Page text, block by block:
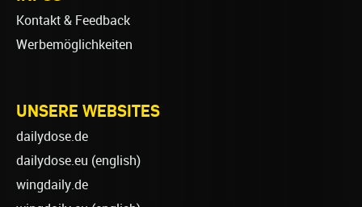
Kontakt & Feedback
Werbemöglichkeiten
UNSERE WEBSITES
dailydose.de
dailydose.eu (english)
wingdaily.de